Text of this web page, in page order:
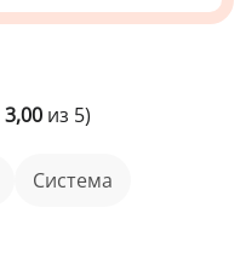
3,00 из 5)
Система